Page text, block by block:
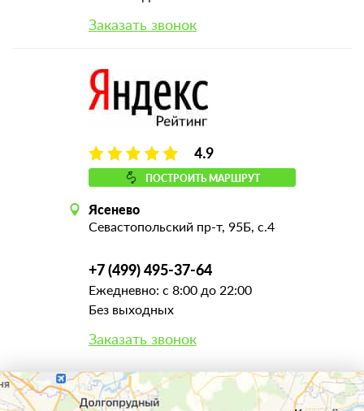
Заказать звонок
4.9
ПОСТРОИТЬ МАРШРУТ
Ясенево
Севастопольский пр-т, 95Б, с.4
+7 (499) 495-37-64
Ежедневно: с 8:00 до 22:00
Без выходных
Заказать звонок